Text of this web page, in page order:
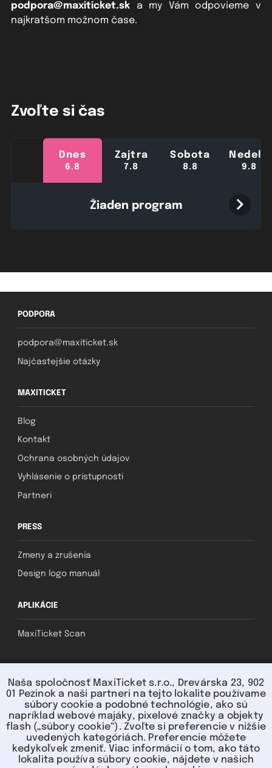
podpora@maxiticket.ska my Vám odpovieme v
najkratšom možnom čase.
Zvoľte si čas
Dnes
6.8
Zajtra
7.8
Sobota
8.8
Nedeľa
9.8
Žiaden program
PODPORA
podpora@maxiticket.sk
Najčastejšie otázky
MAXITICKET
Blog
Kontakt
Ochrana osobných údajov
Vyhlásenie o prístupnosti
Partneri
PRESS
Zmeny a zrušenia
Design logo manuál
APLIKÁCIE
MaxiTicket Scan
Naša spoločnosť MaxiTicket s.r.o., Drevárska 23, 902
01 Pezinok a naši partneri na tejto lokalite používame
súbory cookie a podobné technológie, ako sú
napríklad webové majáky, pixelové značky a objekty
flash („súbory cookie“). Zvoľte si preferencie v nižšie
uvedených kategóriách. Preferencie môžete
kedykoľvek zmeniť. Viac informácií o tom, ako táto
lokalita používa súbory cookie, nájdete v našich